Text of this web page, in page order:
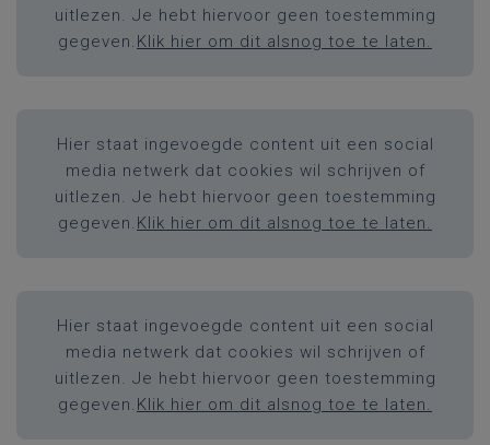
uitlezen. Je hebt hiervoor geen toestemming
gegeven. Klik hier om dit alsnog toe te laten.
Hier staat ingevoegde content uit een social
media netwerk dat cookies wil schrijven of
uitlezen. Je hebt hiervoor geen toestemming
gegeven. Klik hier om dit alsnog toe te laten.
Hier staat ingevoegde content uit een social
media netwerk dat cookies wil schrijven of
uitlezen. Je hebt hiervoor geen toestemming
gegeven. Klik hier om dit alsnog toe te laten.